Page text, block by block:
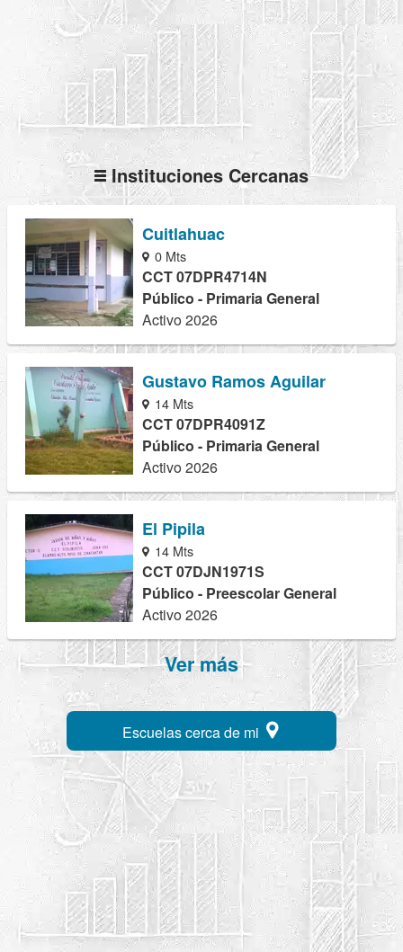
Instituciones Cercanas
Cuitlahuac
0 Mts
CCT 07DPR4714N
Público - Primaria General
Activo 2026
Gustavo Ramos Aguilar
14 Mts
CCT 07DPR4091Z
Público - Primaria General
Activo 2026
El Pipila
14 Mts
CCT 07DJN1971S
Público - Preescolar General
Activo 2026
Ver más
Escuelas cerca de mi